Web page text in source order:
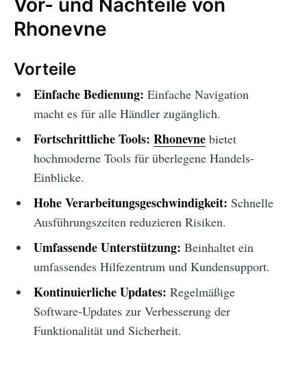
Vor- und Nachteile von
Rhonevne
Vorteile
Einfache Bedienung: Einfache Navigation
macht es für alle Händler zugänglich.
Fortschrittliche Tools: Rhonevnebietet
hochmoderne Tools für überlegene Handels-
Einblicke.
Hohe Verarbeitungsgeschwindigkeit: Schnelle
Ausführungszeiten reduzieren Risiken.
Umfassende Unterstützung: Beinhaltet ein
umfassendes Hilfezentrum und Kundensupport.
Kontinuierliche Updates: Regelmäßige
Software-Updates zur Verbesserung der
Funktionalität und Sicherheit.